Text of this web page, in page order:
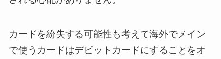
カードを紛失する可能性も考えて海外でメイン
で使うカードはデビットカードにすることをオ